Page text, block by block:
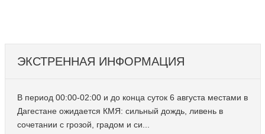
ЭКСТРЕННАЯ ИНФОРМАЦИЯ
В период 00:00-02:00 и до конца суток 6 августа местами в
Дагестане ожидается КМЯ: сильный дождь, ливень в
сочетании с грозой, градом и си...